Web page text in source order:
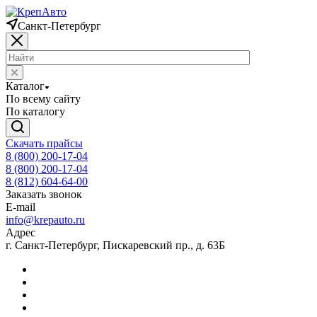
Санкт-Петербург
Каталог
По всему сайту
По каталогу
Скачать прайсы
8 (800) 200-17-04
8 (800) 200-17-04
8 (812) 604-64-00
Заказать звонок
E-mail
info@krepauto.ru
Адрес
г. Санкт-Петербург, Пискаревский пр., д. 63Б